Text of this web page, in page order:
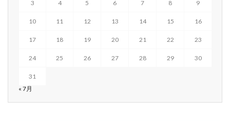
3 4 5 6 7 8 9
10 11 12 13 14 15 16
17 18 19 20 21 22 23
24 25 26 27 28 29 30
31
« 7月